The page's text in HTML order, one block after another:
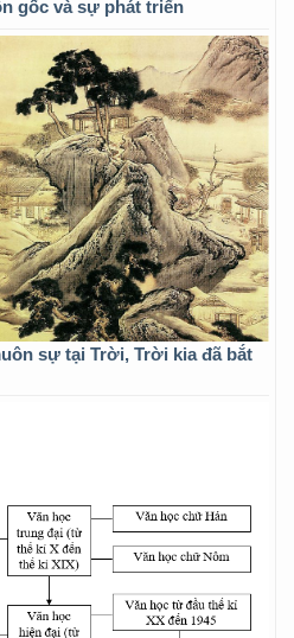
gốc và sự phát triển
sự tại Trời, Trời kia đã bắt